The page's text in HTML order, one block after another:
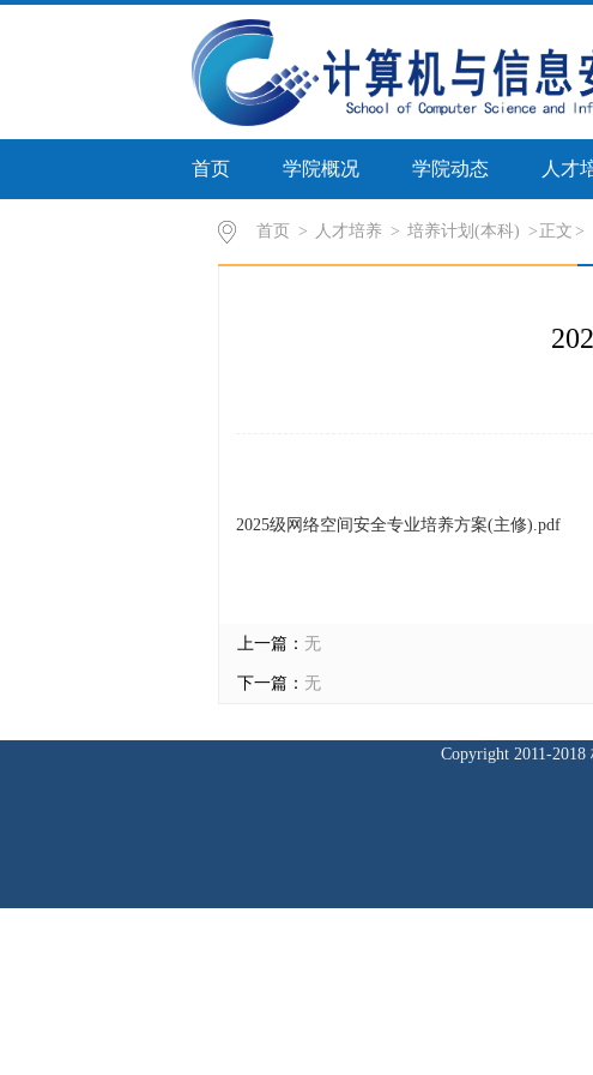
首页 学院概况 学院动态 人才
首页 > 人才培养 > 培养计划(本科) > 正文
2025级网络空间安全专业培养方案(主修).pdf
上一篇： 无
下一篇： 无
Copyright 2011-